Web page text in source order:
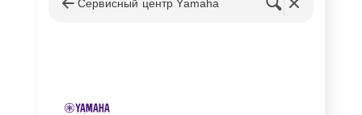
Сервисный центр Yamaha